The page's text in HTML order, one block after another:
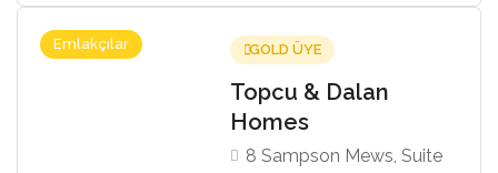
Emlakçılar GOLD ÜYE
Topcu & Dalan
Homes
8 Sampson Mews, Suite